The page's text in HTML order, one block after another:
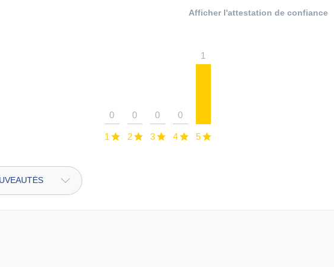
Afficher l'attestation de confiance
1
0
2
0
3
0
4
0
5
1